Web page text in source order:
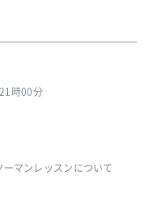
時00分
マンレッスンについて